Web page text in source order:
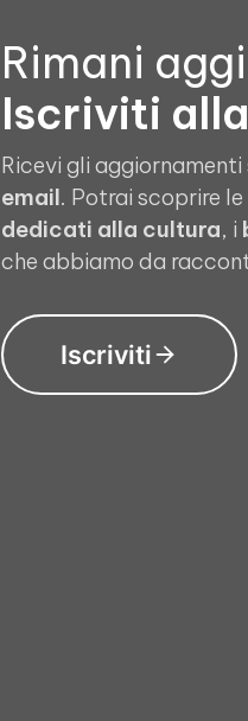
Rimani
Iscriviti
Ricevi gli
email. Potrai scoprire le
dedicati alla cultura, i
che abbiamo da
Iscriviti